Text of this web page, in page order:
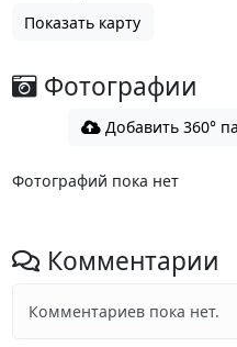
Показать карту
Фотографии
Добавить 360°
Фотографий пока нет
Комментарии
Комментариев пока нет.